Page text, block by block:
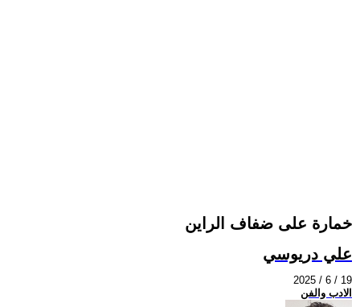
خمارة على ضفاف الراين
علي دريوسي
2025 / 6 / 19
الادب والفن